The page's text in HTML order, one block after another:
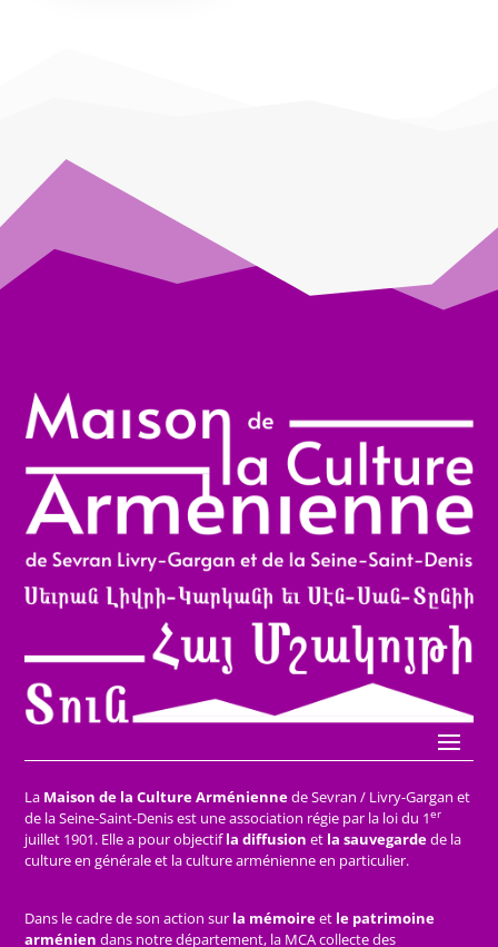
La Maison de la Culture Arméniennede Sevran / Livry-Gargan et
de la Seine-Saint-Denis est une association régie par la loi du 1er
juillet 1901. Elle a pour objectifla diffusion et la sauvegardede la
culture en générale et la culture arménienne en particulier.
Dans le cadre de son action sur la mémoireet le patrimoine
arménien dans notre département, la MCA collecte des